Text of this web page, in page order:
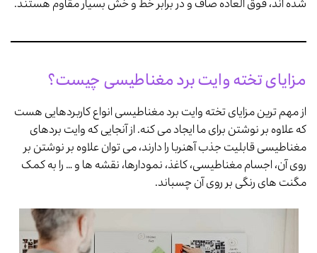
شده اند، فوق العاده صاف و در برابر خط و خش بسیار مقاوم هستند.
مزایای تخته وایت برد مغناطیسی چیست؟
از مهم ترین مزایای تخته وایت برد مغناطیسی انواع کاربردهایی هست
که علاوه بر نوشتن برای ما ایجاد می کنه. از آنجایی که وایت بردهای
مغناطیسی قابلیت جذب آهنربا را دارند، می توان علاوه بر نوشتن بر
روی آن، اجسام مغناطیسی، کاغذ، نمودارها، نقشه ها و … را به کمک
مگنت های رنگی بر روی آن چسباند.